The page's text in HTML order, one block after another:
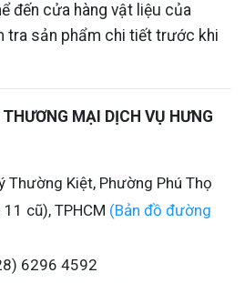
đến cửa hàng vật liệu của
tra sản phẩm chi tiết trước khi
MẠI DỊCH VỤ HƯNG
Thường Kiệt, Phường Phú Thọ
cũ), TPHCM (Bản đồ đường
6296 4592